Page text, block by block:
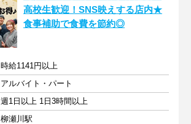
高校生歓迎！SNS映えする店内★
食事補助で食費を節約◎
時給1141円以上
アルバイト・パート
週1日以上 1日3時間以上
柳瀬川駅